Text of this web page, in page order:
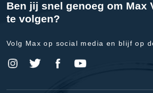
Ben jij snel genoeg om Max
te volgen?
Volg Max op social media en blijf op